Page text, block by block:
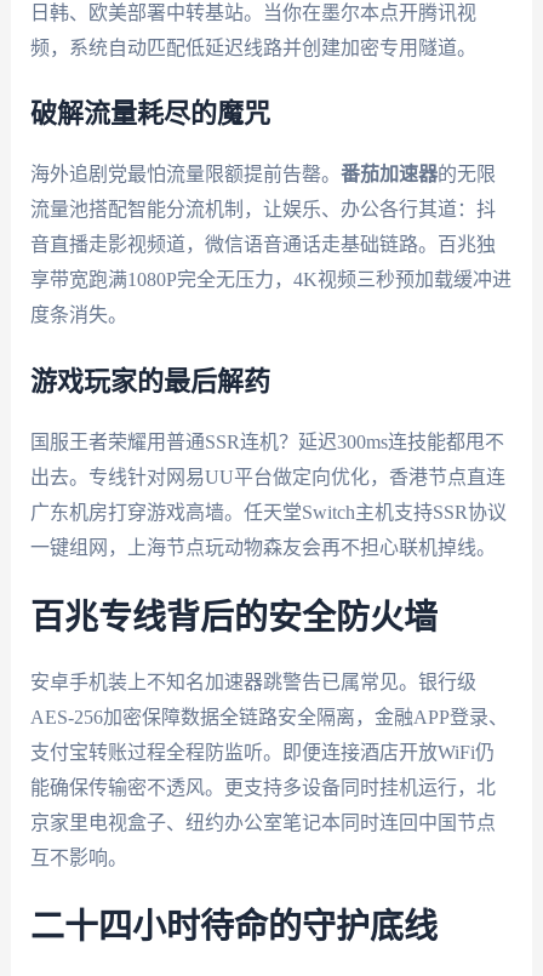
日韩、欧美部署中转基站。当你在墨尔本点开腾讯视
频，系统自动匹配低延迟线路并创建加密专用隧道。
破解流量耗尽的魔咒
海外追剧党最怕流量限额提前告罄。 番茄加速器的无限
流量池搭配智能分流机制，让娱乐、办公各行其道：抖
音直播走影视频道，微信语音通话走基础链路。百兆独
享带宽跑满1080P完全无压力，4K视频三秒预加载缓冲进
度条消失。
游戏玩家的最后解药
国服王者荣耀用普通SSR连机？延迟300ms连技能都甩不
出去。专线针对网易UU平台做定向优化，香港节点直连
广东机房打穿游戏高墙。任天堂Switch主机支持SSR协议
一键组网，上海节点玩动物森友会再不担心联机掉线。
百兆专线背后的安全防火墙
安卓手机装上不知名加速器跳警告已属常见。银行级
AES-256加密保障数据全链路安全隔离，金融APP登录、
支付宝转账过程全程防监听。即便连接酒店开放WiFi仍
能确保传输密不透风。更支持多设备同时挂机运行，北
京家里电视盒子、纽约办公室笔记本同时连回中国节点
互不影响。
二十四小时待命的守护底线